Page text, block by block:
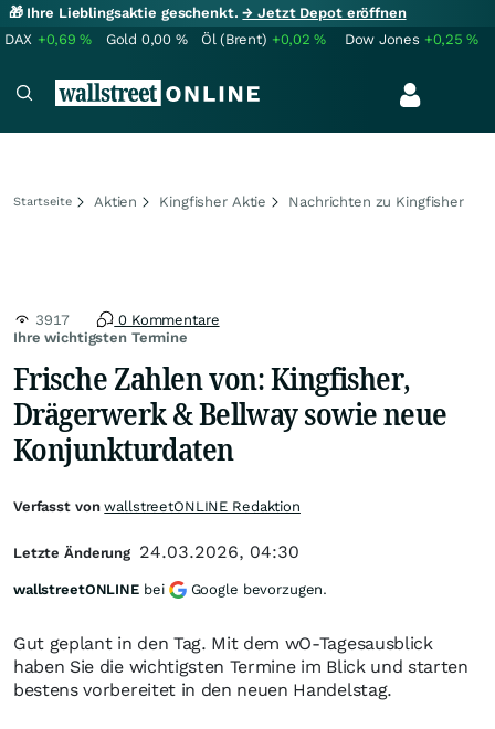
🎁 Ihre Lieblingsaktie geschenkt.→ Jetzt Depot eröffnen
DAX +0,69% Gold 0,00 % Öl (Brent) +0,02% Dow Jones +0,25%
Startseite Aktien Kingfisher Aktie Nachrichten zu Kingfisher
Ihre wichtigsten Termine
3917 0 Kommentare
Frische Zahlen von: Kingfisher,
Drägerwerk & Bellway sowie neue
Konjunkturdaten
Gut geplant in den Tag. Mit dem wO-Tagesausblick
haben Sie die wichtigsten Termine im Blick und starten
bestens vorbereitet in den neuen Handelstag.
Verfasst vonwallstreetONLINE Redaktion
Letzte Änderung 24.03.2026, 04:30
wallstreetONLINE bei Google bevorzugen.